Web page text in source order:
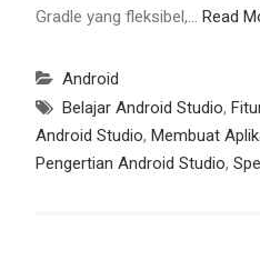
Gradle yang fleksibel,… Read
Android
Belajar Android Studio,
Android Studio, Membuat
Pengertian Android Studio,